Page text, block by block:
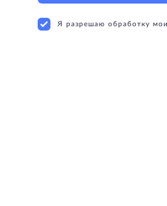
Я разрешаю обработку